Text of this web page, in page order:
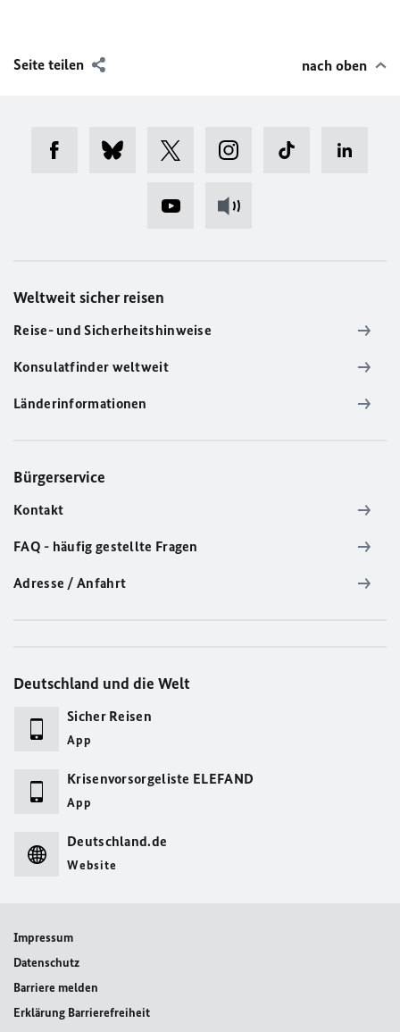
Seite teilen nach oben
Weltweit sicher reisen
Reise- und Sicherheitshinweise
Konsulatfinder weltweit
Länderinformationen
Bürgerservice
Kontakt
FAQ - häufig gestellte Fragen
Adresse / Anfahrt
Deutschland und die Welt
Sicher Reisen
App
Krisenvorsorgeliste ELEFAND
App
Deutschland.de
Website
Impressum
Datenschutz
Barriere melden
Erklärung Barrierefreiheit